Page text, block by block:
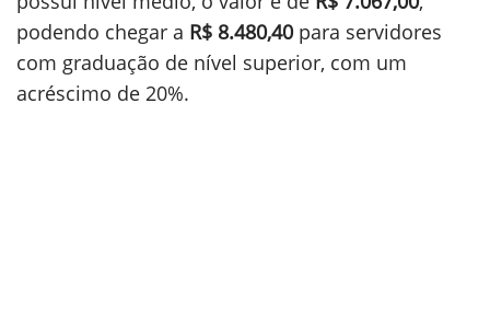
podendo chegar a R$ 8.480,40para servidores
com graduação de nível superior, com um
acréscimo de 20%.